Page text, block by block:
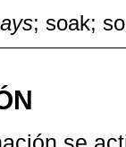
; soak;